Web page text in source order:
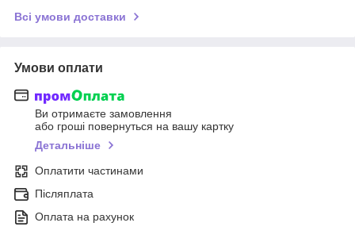
Всі умови доставки
Умови оплати
Ви отримаєте замовлення
або гроші повернуться на вашу картку
Детальніше
Оплатити частинами
Післяплата
Оплата на рахунок